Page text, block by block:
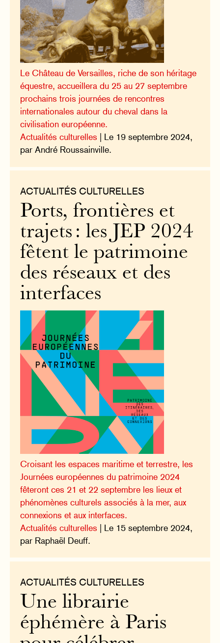
Le Château de Versailles, riche de son héritage
équestre, accueillera du 25 au 27 septembre
prochains trois journées de rencontres
internationales autour du cheval dans la
civilisation européenne.
Actualités culturelles | Le 19 septembre 2024,
par André Roussainville.
ACTUALITÉS CULTURELLES
Ports, frontières et
trajets : les JEP 2024
fêtent le patrimoine
des réseaux et des
interfaces
Croisant les espaces maritime et terrestre, les
Journées européennes du patrimoine 2024
fêteront ces 21 et 22 septembre les lieux et
phénomènes culturels associés à la mer, aux
connexions et aux interfaces.
Actualités culturelles | Le 15 septembre 2024,
par Raphaël Deuff.
ACTUALITÉS CULTURELLES
Une librairie
éphémère à Paris